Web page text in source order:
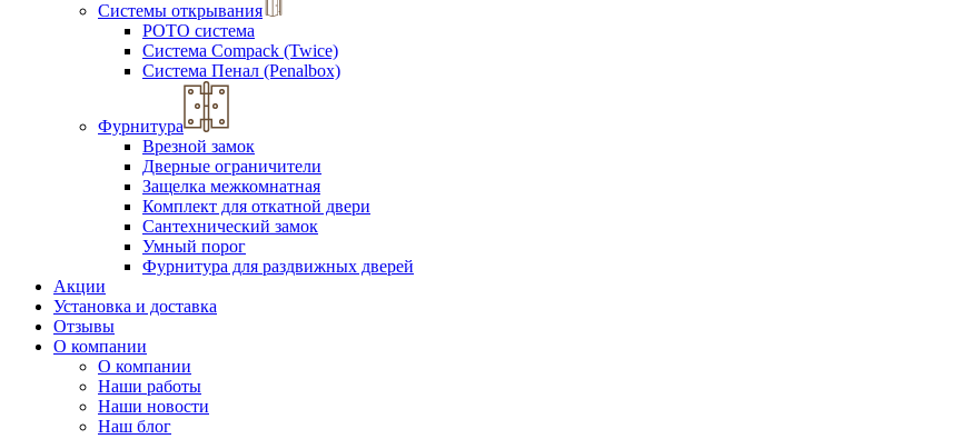
Системы открывания
РОТО система
Система Compack (Twice)
Система Пенал (Penalbox)
Фурнитура
Врезной замок
Дверные ограничители
Защелка межкомнатная
Комплект для откатной двери
Сантехнический замок
Умный порог
Фурнитура для раздвижных дверей
Акции
Установка и доставка
Отзывы
О компании
О компании
Наши работы
Наши новости
Наш блог